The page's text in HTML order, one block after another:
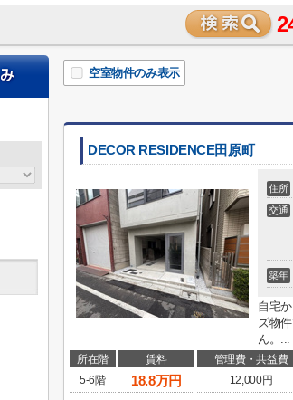
空室物件のみ表示
DECOR RESIDENCE田原町
住所
交通
築年
自宅
ズ物
ん。...
所在階 賃料 管理費・共益費
5-6階
18.8万円 12,000円